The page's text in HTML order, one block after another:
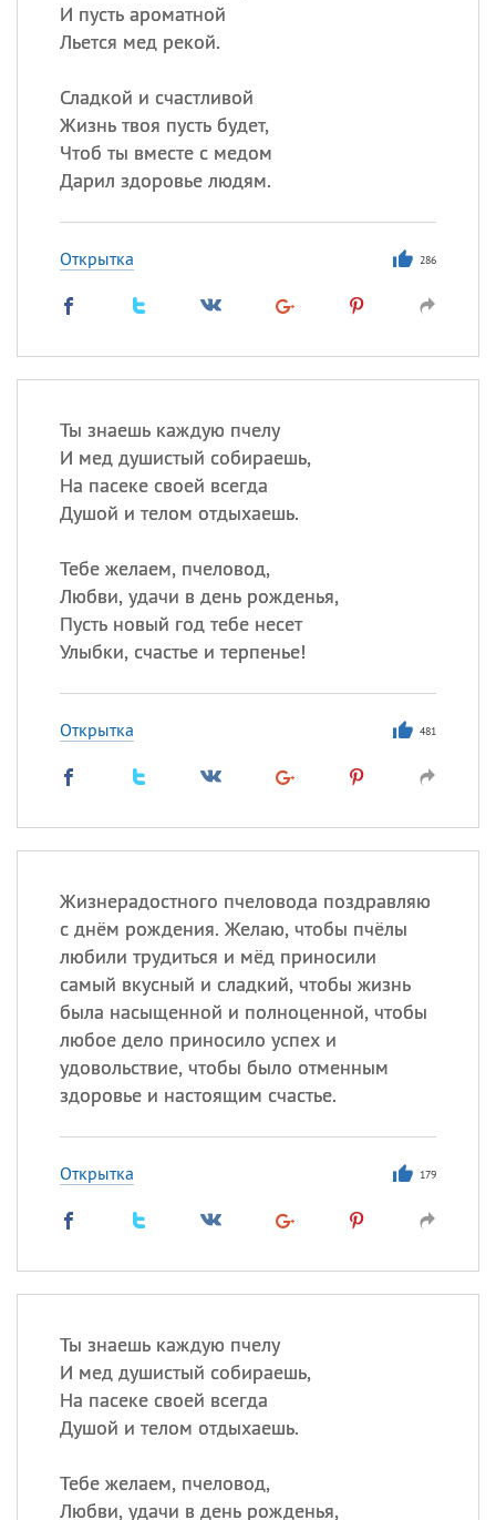
И пусть ароматной
Льется мед рекой.
Сладкой и счастливой
Жизнь твоя пусть будет,
Чтоб ты вместе с медом
Дарил здоровье людям.
Открытка 286
Ты знаешь каждую пчелу
И мед душистый собираешь,
На пасеке своей всегда
Душой и телом отдыхаешь.
Тебе желаем, пчеловод,
Любви, удачи в день рожденья,
Пусть новый год тебе несет
Улыбки, счастье и терпенье!
Открытка 481
Жизнерадостного пчеловода поздравляю
с днём рождения. Желаю, чтобы пчёлы
любили трудиться и мёд приносили
самый вкусный и сладкий, чтобы жизнь
была насыщенной и полноценной, чтобы
любое дело приносило успех и
удовольствие, чтобы было отменным
здоровье и настоящим счастье.
Открытка 179
Ты знаешь каждую пчелу
И мед душистый собираешь,
На пасеке своей всегда
Душой и телом отдыхаешь.
Тебе желаем, пчеловод,
Любви, удачи в день рожденья,